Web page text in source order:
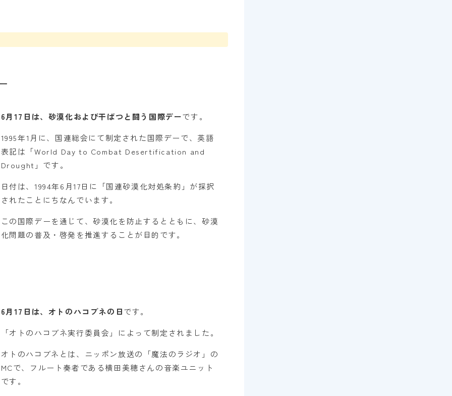
6月17日は、砂漠化および干ばつと闘う国際デーです。
1995年1月に、国連総会にて制定された国際デーで、英語
表記は「World Day to Combat Desertification and
Drought」です。
日付は、1994年6月17日に「国連砂漠化対処条約」が採択
されたことにちなんでいます。
この国際デーを通じて、砂漠化を防止するとともに、砂漠
化問題の普及・啓発を推進することが目的です。
6月17日は、オトのハコブネの日です。
「オトのハコブネ実行委員会」によって制定されました。
オトのハコブネとは、ニッポン放送の「魔法のラジオ」の
MCで、フルート奏者である横田美穂さんの音楽ユニット
です。